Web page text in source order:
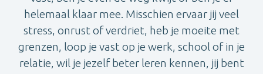
helemaal klaar mee. Misschien ervaar jij veel
stress, onrust of verdriet, heb je moeite met
grenzen, loop je vast op je werk, school of in je
relatie, wil je jezelf beter leren kennen, jij bent